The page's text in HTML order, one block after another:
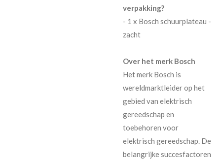
verpakking?
- 1 x Bosch schuurplateau -
zacht
Over het merk Bosch
Het merk Bosch is
wereldmarktleider op het
gebied van elektrisch
gereedschap en
toebehoren voor
elektrisch gereedschap. De
belangrijke succesfactoren